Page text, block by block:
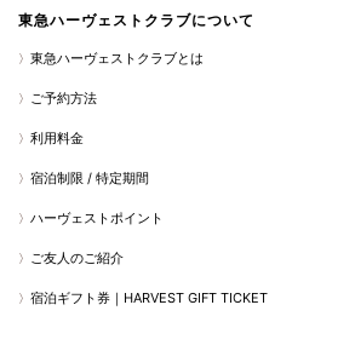
東急ハーヴェストクラブについて
東急ハーヴェストクラブとは
ご予約方法
利用料金
宿泊制限 / 特定期間
ハーヴェストポイント
ご友人のご紹介
宿泊ギフト券｜HARVEST GIFT TICKET